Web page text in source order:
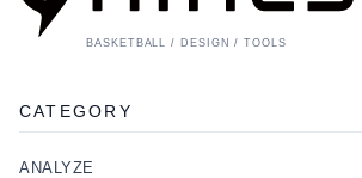
BASKETBALL / DESIGN / TOOLS
CATEGORY
ANALYZE